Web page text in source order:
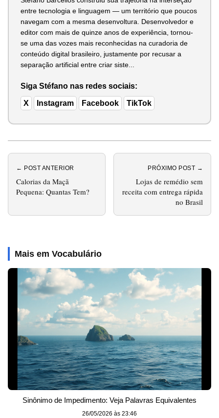
entre tecnologia e linguagem — um território que poucos
navegam com a mesma desenvoltura. Desenvolvedor e
editor com mais de quinze anos de experiência, tornou-
se uma das vozes mais reconhecidas na curadoria de
conteúdo digital brasileiro, justamente por recusar a
separação artificial entre criar siste...
Siga Stéfano nas redes sociais:
X Instagram Facebook TikTok
← POST ANTERIOR
Calorias da Maçã
Pequena: Quantas Tem?
PRÓXIMO POST →
Lojas de remédio sem
receita com entrega rápida
no Brasil
Mais em Vocabulário
Sinônimo de Impedimento: Veja Palavras Equivalentes
26/05/2026 às 23:46